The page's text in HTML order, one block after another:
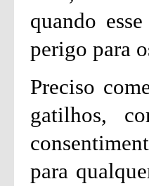
quando
perigo para
Preciso
gatilhos,
para